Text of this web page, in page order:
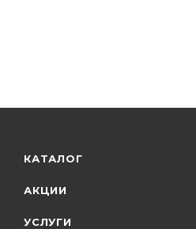
КАТАЛОГ
АКЦИИ
УСЛУГИ